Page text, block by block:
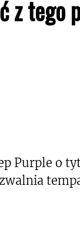
z tego
Purple o